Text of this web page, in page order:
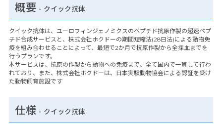
概要 - クイック抗体
クイック抗体は、ユーロフィンジェノミクスのペプチド抗原作製の超速ペプ
チド合成サービスと、株式会社ホクドーの期間短縮法(28日法)による動物免
疫を組み合わせることによって、最短で2か月で抗原作製から全採血までを
行うプランです。
本サービスは、抗原の作製から動物への免疫まで、全て国内で一貫して行わ
れており、また、株式会社ホクドーは、日本実験動物協会による認証を受け
た動物飼育施設です
仕様 - クイック抗体